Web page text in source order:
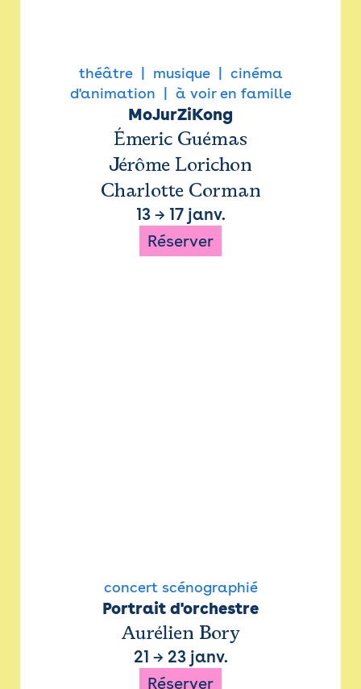
théâtre musique
cinéma
d'animation
à voir en famille
MoJurZiKong
Émeric Guémas
Jérôme Lorichon
Charlotte Corman
13→ 17 janv.
Réserver
concert scénographié
Portrait d'orchestre
Aurélien Bory
21 → 23 janv.
Réserver